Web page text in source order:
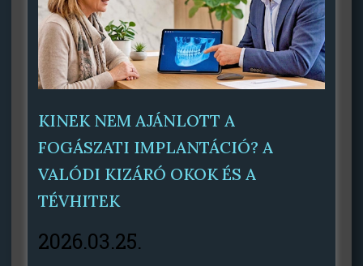
KINEK NEM AJÁNLOTT A
FOGÁSZATI IMPLANTÁCIÓ? A
VALÓDI KIZÁRÓ OKOK ÉS A
TÉVHITEK
2026.03.25.